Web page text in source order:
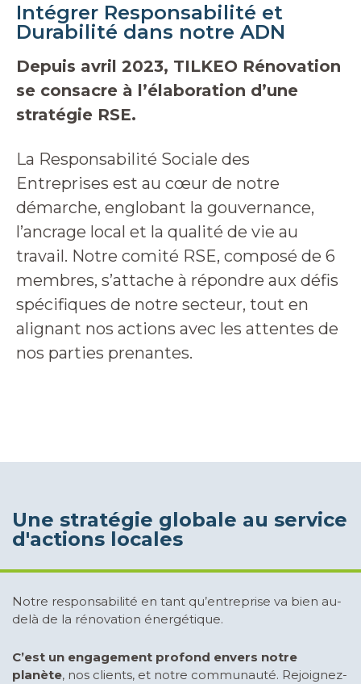
Intégrer Responsabilité et
Durabilité dans notre ADN
Depuis avril 2023, TILKEO Rénovation
se consacre à l’élaboration d’une
stratégie RSE.
La Responsabilité Sociale des
Entreprises est au cœur de notre
démarche, englobant la gouvernance,
l’ancrage local et la qualité de vie au
travail. Notre comité RSE, composé de 6
membres, s’attache à répondre aux défis
spécifiques de notre secteur, tout en
alignant nos actions avec les attentes de
nos parties prenantes.
Une stratégie globale au service
d'actions locales
Notre responsabilité en tant qu’entreprise va bien au-
delà de la rénovation énergétique.
C’est un engagement profond envers notre
planète, nos clients, et notre communauté. Rejoignez-